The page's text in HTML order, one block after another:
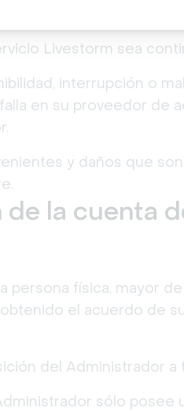
Livestorm sea
interrupción o
en su proveedor de
y daños que
la cuenta
física, mayor
el acuerdo de
del Administrador
sólo